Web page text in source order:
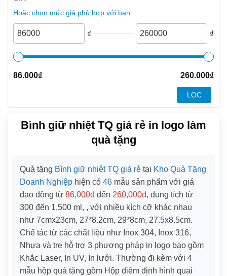
Hoặc chọn mức giá phù hợp với bạn
₫ ₫
86.000₫ 260.000₫
LỌC
Bình giữ nhiệt TQ giá rẻ in logo làm
quà tặng
Quà tặng Bình giữ nhiệt TQ giá rẻ tại Kho Quà Tặng
Doanh Nghiệp hiện có 46 mẫu sản phẩm với giá
dao động từ 86,000đ đến 260,000đ, dung tích từ
300 đến 1,500 ml , , với nhiều kích cỡ khác nhau
như 7cmx23cm, 27*8.2cm, 29*8cm, 27.5x8.5cm.
Chế tác từ các chất liệu như Inox 304, Inox 316,
Nhựa và tre hỗ trợ 3 phương pháp in logo bao gồm
Khắc Laser, In UV, In lưới. Thường đi kèm với 4
mẫu hộp quà tặng gồm Hộp diêm định hình quai